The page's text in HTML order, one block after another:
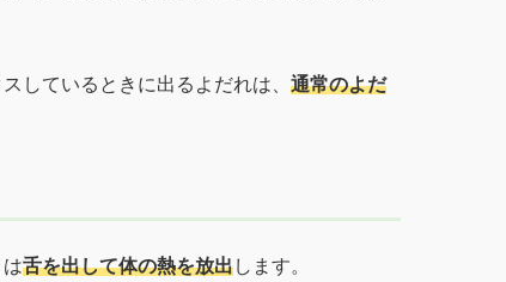
しているときに出るよだれは、 通常のよだ
舌を出して体の熱を放出します。